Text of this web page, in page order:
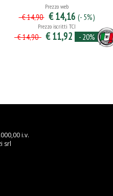
Prezzo web
€ 14,90 € 14,16 (- 5%)
Prezzo iscritti TCI
€ 14,90 € 11,92 - 20%
i.v.
srl